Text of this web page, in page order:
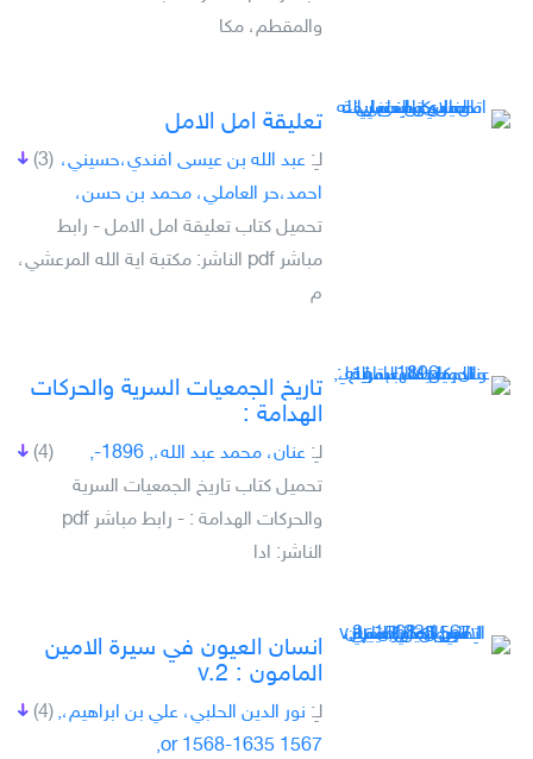
والمقطم، مكا
تعليقة امل الامل
(3) لـِ: عبد الله بن عيسى افندي،حسيني،
احمد،حر العاملي، محمد بن حسن،
تحميل كتاب تعليقة امل الامل - رابط
مباشر pdf الناشر: مكتبة اية الله المرعشي،
م
تاريخ الجمعيات السرية والحركات
الهدامة :
(4) لـِ: عنان، محمد عبد الله،, 1896-,
تحميل كتاب تاريخ الجمعيات السرية
والحركات الهدامة : - رابط مباشر pdf
الناشر: ادا
انسان العيون في سيرة الامين
المامون : v.2
(4) لـِ: نور الدين الحلبي، علي بن ابراهيم،,
1567 or 1568-1635,